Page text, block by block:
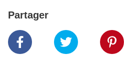
Partager